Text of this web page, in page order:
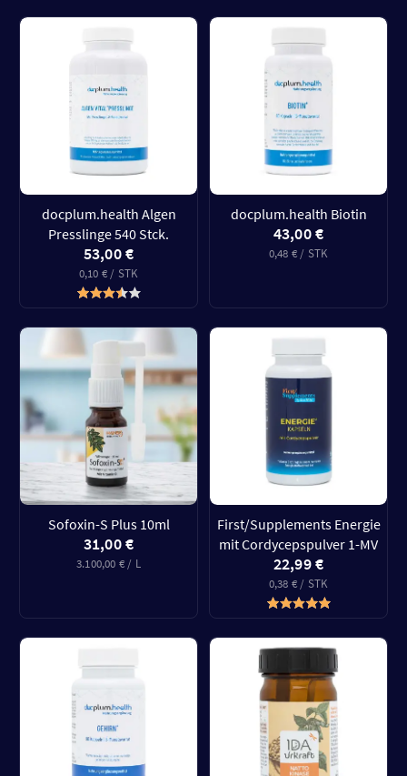
docplum.health Algen
Presslinge 540 Stck.
53,00 €
0,10 € / STK
docplum.health Biotin
43,00 €
0,48 € / STK
Sofoxin-S Plus 10ml
31,00 €
3.100,00 € / L
First/Supplements Energie
mit Cordycepspulver 1-MV
22,99 €
0,38 € / STK